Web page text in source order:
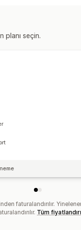
planı seçin.
faturalandırılır.
Tüm